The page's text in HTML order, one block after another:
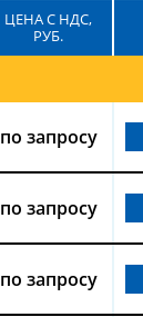
ЦЕНА С НДС,
РУБ.
по запросу
по запросу
по запросу